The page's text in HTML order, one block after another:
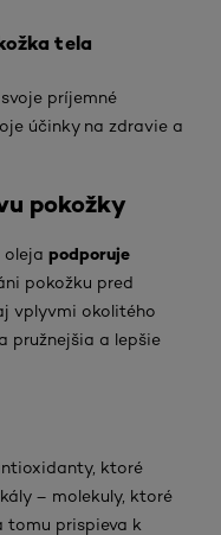
tela
príjemné
účinky na zdravie a
pokožky
oleja podporuje
pokožku pred
vplyvmi okolitého
pružnejšia a lepšie
ktoré
– molekuly, ktoré
tomu prispieva k